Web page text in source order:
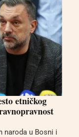
etničkog
naroda u Bosni i